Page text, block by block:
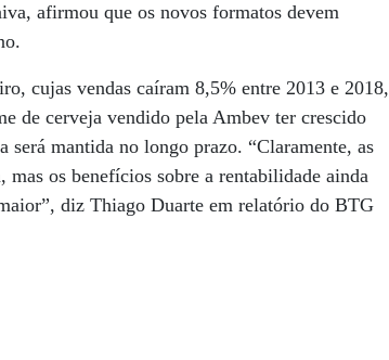
afirmou que os novos formatos devem
cujas vendas caíram 8,5% entre 2013 e 2018,
de cerveja vendido pela Ambev ter crescido
será mantida no longo prazo. “Claramente, as
os benefícios sobre a rentabilidade ainda
diz Thiago Duarte em relatório do BTG